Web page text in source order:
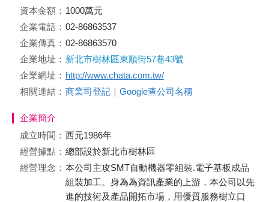
資本金額： 1000萬元
企業電話： 02-86863537
企業傳真： 02-86863570
企業地址： 新北市樹林區東順街57巷43號
企業網址： http://www.chata.com.tw/
相關連結： 商業司登記 ｜ Google查公司名稱
企業簡介
成立時間： 西元1986年
經營據點： 總部設於新北市樹林區
經營理念： 本公司主攻SMT自動機器零組裝.電子基板成品
組裝加工。身為為資訊產業的上游，本公司以先
進的技術及產品開拓市場，用優質服務樹立口